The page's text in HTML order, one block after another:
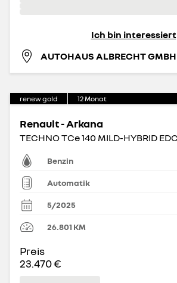
Ich bin interessiert
AUTOHAUS ALBRECHT GMBH
renew gold 12Monat
Renault - Arkana
Benzin
Automatik
5/2025
26.801 KM
Preis
23.470 €